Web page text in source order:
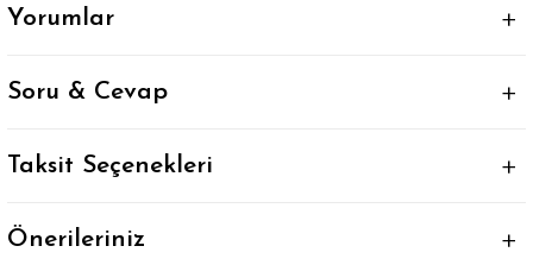
Yorumlar
Soru & Cevap
Taksit Seçenekleri
Önerileriniz